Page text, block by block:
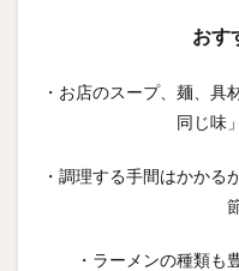
おす
・お店のスープ、麺、具
同じ味
・調理する手間はかかる
・ラーメンの種類も